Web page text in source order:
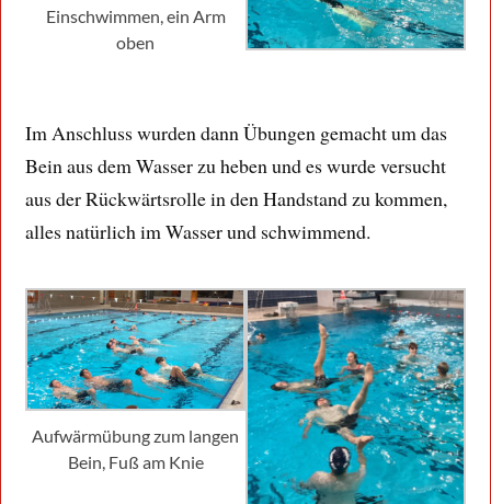
Einschwimmen, ein Arm
oben
Im Anschluss wurden dann Übungen gemacht um das
Bein aus dem Wasser zu heben und es wurde versucht
aus der Rückwärtsrolle in den Handstand zu kommen,
alles natürlich im Wasser und schwimmend.
Aufwärmübung zum langen
Bein, Fuß am Knie